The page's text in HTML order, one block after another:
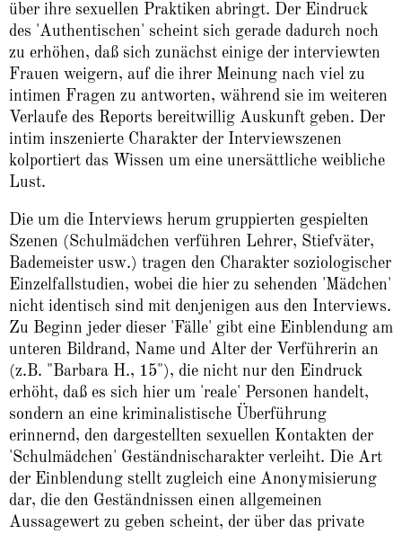
über ihre sexuellen Praktiken abringt. Der Eindruck
des 'Authentischen' scheint sich gerade dadurch noch
zu erhöhen, daß sich zunächst einige der interviewten
Frauen weigern, auf die ihrer Meinung nach viel zu
intimen Fragen zu antworten, während sie im weiteren
Verlaufe des Reports bereitwillig Auskunft geben. Der
intim inszenierte Charakter der Interviewszenen
kolportiert das Wissen um eine unersättliche weibliche
Lust.
Die um die Interviews herum gruppierten gespielten
Szenen (Schulmädchen verführen Lehrer, Stiefväter,
Bademeister usw.) tragen den Charakter soziologischer
Einzelfallstudien, wobei die hier zu sehenden 'Mädchen'
nicht identisch sind mit denjenigen aus den Interviews.
Zu Beginn jeder dieser 'Fälle' gibt eine Einblendung am
unteren Bildrand, Name und Alter der Verführerin an
(z.B. "Barbara H., 15"), die nicht nur den Eindruck
erhöht, daß es sich hier um 'reale' Personen handelt,
sondern an eine kriminalistische Überführung
erinnernd, den dargestellten sexuellen Kontakten der
'Schulmädchen' Geständnischarakter verleiht. Die Art
der Einblendung stellt zugleich eine Anonymisierung
dar, die den Geständnissen einen allgemeinen
Aussagewert zu geben scheint, der über das private